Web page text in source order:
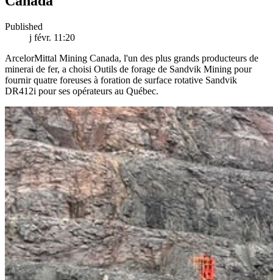
Published
j févr. 11:20
ArcelorMittal Mining Canada, l'un des plus grands producteurs de
minerai de fer, a choisi Outils de forage de Sandvik Mining pour
fournir quatre foreuses à foration de surface rotative Sandvik
DR412i pour ses opérateurs au Québec.